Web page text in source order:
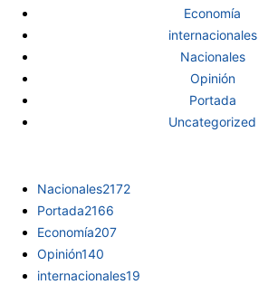
Economía
internacionales
Nacionales
Opinión
Portada
Uncategorized
Nacionales2172
Portada2166
Economía207
Opinión140
internacionales19